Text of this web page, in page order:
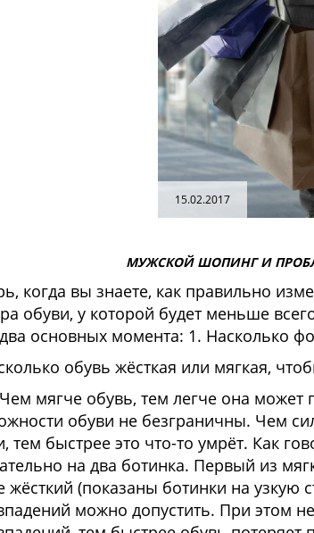
15.02.2017
МУЖСКОЙ ШОПИНГ И
когда вы знаете, как правильно
обуви, у которой будет меньше
основных момента: 1. Насколько
обувь жёсткая или мягкая,
обувь, тем легче она может
обуви не безграничны. Чем
тем быстрее это что-то умрёт. Как
на два ботинка. Первый из
жёсткий (показаны ботинки на
можно допустить. При этом